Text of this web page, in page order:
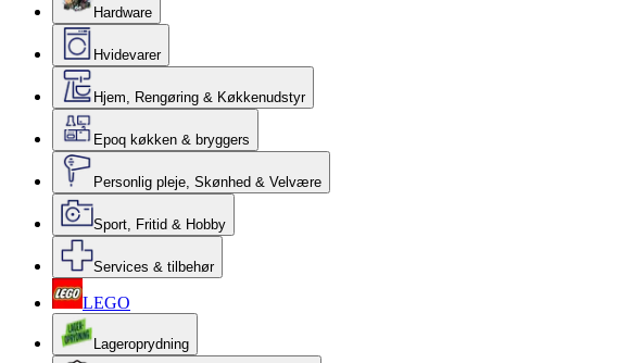
Hardware
Hvidevarer
Hjem, Rengøring & Køkkenudstyr
Epoq køkken & bryggers
Personlig pleje, Skønhed & Velvære
Sport, Fritid & Hobby
Services & tilbehør
LEGO
Lageroprydning